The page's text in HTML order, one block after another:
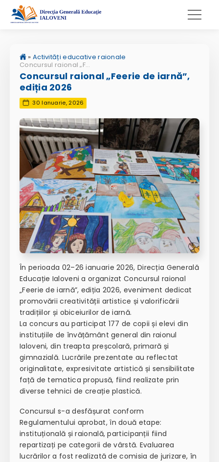
» Activități educative raionale
Concursul raional „Feerie de iarnă”, ediția 2026
Concursul raional „Feerie de iarnă”,
ediția 2026
30 Ianuarie, 2026
În perioada 02–26 ianuarie 2026, Direcția Generală
Educație Ialoveni a organizat Concursul raional
„Feerie de iarnă”, ediția 2026, eveniment dedicat
promovării creativității artistice și valorificării
tradițiilor și obiceiurilor de iarnă.
La concurs au participat 177 de copii și elevi din
instituțiile de învățământ general din raionul
Ialoveni, din treapta preșcolară, primară și
gimnazială. Lucrările prezentate au reflectat
originalitate, expresivitate artistică și sensibilitate
față de tematica propusă, fiind realizate prin
diverse tehnici de creație plastică.
Concursul s-a desfășurat conform
Regulamentului aprobat, în două etape:
instituțională și raională, participanții fiind
repartizați pe categorii de vârstă. Evaluarea
lucrărilor a fost realizată de comisia de jurizare, în